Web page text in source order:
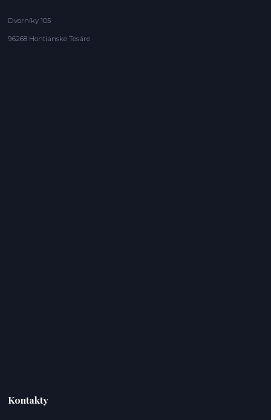
Dvorníky 105
96268 Hontianske Tesáre
Kontakty